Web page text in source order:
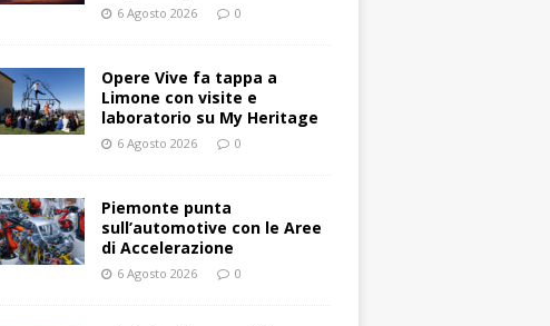
6 Agosto 2026 0
Opere Vive fa tappa a
Limone con visite e
laboratorio su My Heritage
6 Agosto 2026 0
Piemonte punta
sull’automotive con le Aree
di Accelerazione
6 Agosto 2026 0